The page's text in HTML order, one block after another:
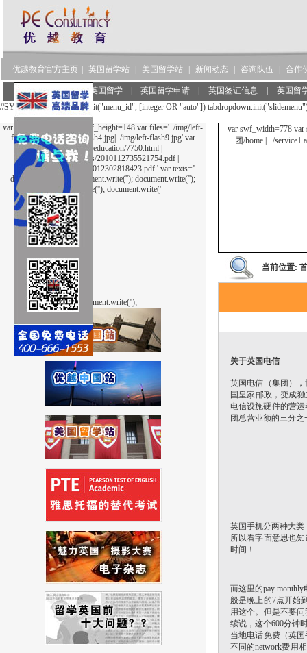
优越教育官方主页 英国留学站 美国留学站 新闻动态 咨询队伍 合作
服务范围 | 了解英国留学 英国留学申请 英国签证信息
英国留
//SYNTAX: tabdropdown.init("menu_id", [integer OR "auto"])
var swf_width=170 var swf_height=148 var files='../img/left-
flash12.jpg|../img/left-flash4.jpg|../img/left-flash9.jpg' var
links= ' ../us/useducation/7750.html |
../admin/UploadFiles/2010112735521754.pdf |
../admin/UploadFiles/201012302818423.pdf ' var texts=''
document.write(''); document.write(''); document.write('');
document.write(''); document.write('
'); document.write('');
var swf_width=778 var
团/home | ../
当前位置:
关于英国电信
英国电信（集团），
国皇家邮政，变成
电信设施硬件的营
团总营业额的三分之
英国手机分两种大类
所以看字面意思也
时间！
而这里的pay
般是晚上的7点开始
用这个。但是不要
续说，这个600分钟
当地电话免费（英
不同的network费用